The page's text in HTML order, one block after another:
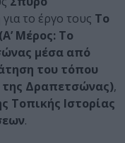
για το έργο τους Το
Μέρος: Το
μέσα από
του τόπου
της Δραπετσώνας),
Τοπικής Ιστορίας
.